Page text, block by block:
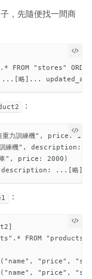
，先隨便找一間商
FROM "stores"
：
力訓練機", price:
訓練機",
車", price: 2000)
：
FROM
"price",
"price",